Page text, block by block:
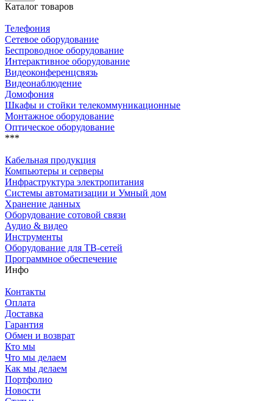
Каталог товаров
Телефония
Сетевое оборудование
Беспроводное оборудование
Интерактивное оборудование
Видеоконференцсвязь
Видеонаблюдение
Домофония
Шкафы и стойки телекоммуникационные
Монтажное оборудование
Оптическое оборудование
***
Кабельная продукция
Компьютеры и серверы
Инфраструктура электропитания
Системы автоматизации и Умный дом
Хранение данных
Оборудование сотовой связи
Аудио & видео
Инструменты
Оборудование для ТВ-сетей
Программное обеспечение
Инфо
Контакты
Оплата
Доставка
Гарантия
Обмен и возврат
Кто мы
Что мы делаем
Как мы делаем
Портфолио
Новости